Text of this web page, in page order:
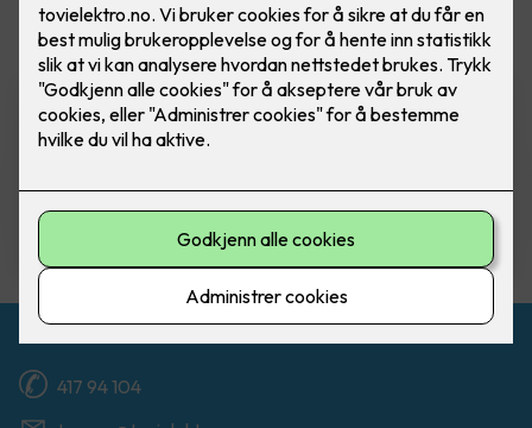
Vis flerefiltre
Komfyrvakt mKomfy Wally
m/trådløs sensor
Lyng.
5,750,-
417 94 104